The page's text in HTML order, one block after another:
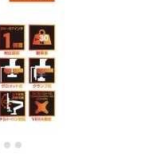
9 10